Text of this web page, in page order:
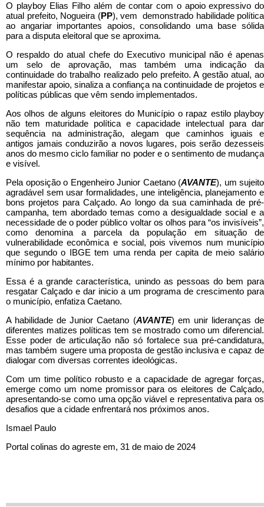
O playboy Elias Filho além de contar com o apoio expressivo do
atual prefeito, Nogueira (PP), vem demonstrado habilidade política
ao angariar importantes apoios, consolidando uma base sólida
para a disputa eleitoral que se aproxima.
O respaldo do atual chefe do Executivo municipal não é apenas
um selo de aprovação, mas também uma indicação da
continuidade do trabalho realizado pelo prefeito. A gestão atual, ao
manifestar apoio, sinaliza a confiança na continuidade de projetos e
políticas públicas que vêm sendo implementados.
Aos olhos de alguns eleitores do Município o rapaz estilo playboy
não tem maturidade política e capacidade intelectual para dar
sequência na administração, alegam que caminhos iguais e
antigos jamais conduzirão a novos lugares, pois serão dezesseis
anos do mesmo ciclo familiar no poder e o sentimento de mudança
e visível.
Pela oposição o Engenheiro Junior Caetano (AVANTE), um sujeito
agradável sem usar formalidades, une inteligência, planejamento e
bons projetos para Calçado. Ao longo da sua caminhada de pré-
campanha, tem abordado temas como a desigualdade social e a
necessidade de o poder público voltar os olhos para “os invisíveis”,
como denomina a parcela da população em situação de
vulnerabilidade econômica e social, pois vivemos num município
que segundo o IBGE tem uma renda per capita de meio salário
mínimo por habitantes.
Essa é a grande característica, unindo as pessoas do bem para
resgatar Calçado e dar inicio a um programa de crescimento para
o município, enfatiza Caetano.
A habilidade de Junior Caetano (AVANTE) em unir lideranças de
diferentes matizes políticas tem se mostrado como um diferencial.
Esse poder de articulação não só fortalece sua pré-candidatura,
mas também sugere uma proposta de gestão inclusiva e capaz de
dialogar com diversas correntes ideológicas.
Com um time político robusto e a capacidade de agregar forças,
emerge como um nome promissor para os eleitores de Calçado,
apresentando-se como uma opção viável e representativa para os
desafios que a cidade enfrentará nos próximos anos.
Ismael Paulo
Portal colinas do agreste em, 31 de maio de 2024